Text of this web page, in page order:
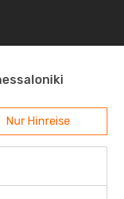
Nur Hinreise